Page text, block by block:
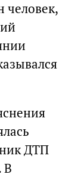
человек,
ДТП
В